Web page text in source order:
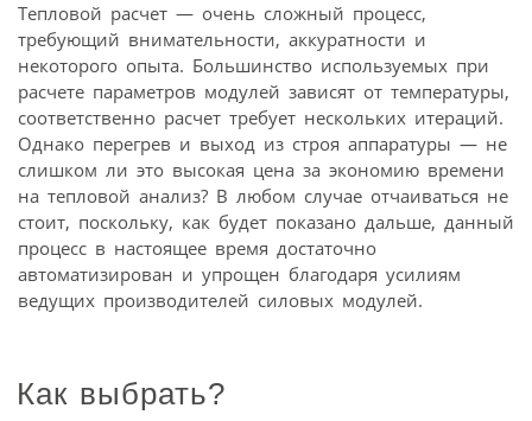
Тепловой расчет — очень сложный процесс,
требующий внимательности, аккуратности и
некоторого опыта. Большинство используемых при
расчете параметров модулей зависят от температуры,
соответственно расчет требует нескольких итераций.
Однако перегрев и выход из строя аппаратуры — не
слишком ли это высокая цена за экономию времени
на тепловой анализ? В любом случае отчаиваться не
стоит, поскольку, как будет показано дальше, данный
процесс в настоящее время достаточно
автоматизирован и упрощен благодаря усилиям
ведущих производителей силовых модулей.
Как выбрать?